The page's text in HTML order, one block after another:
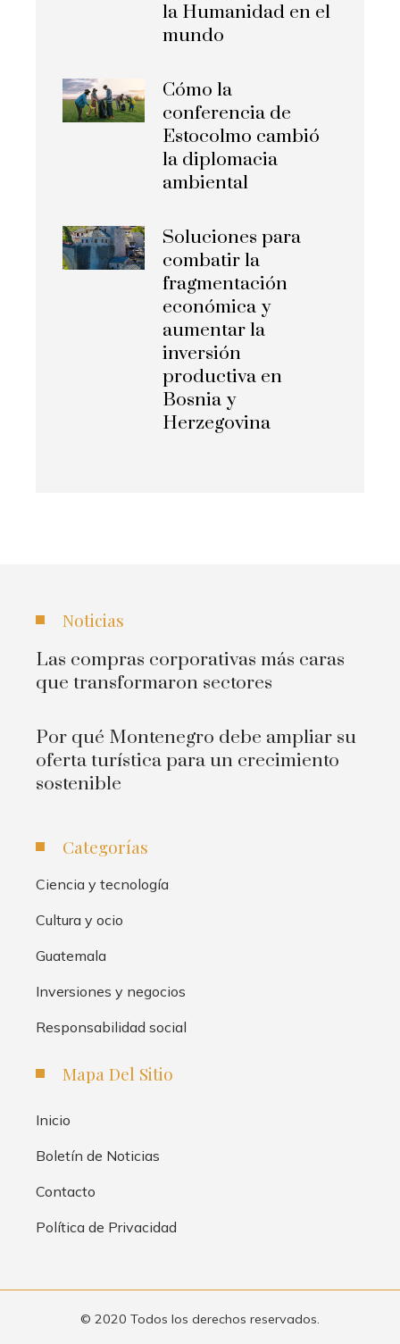
la Humanidad en el
mundo
Cómo la
conferencia de
Estocolmo cambió
la diplomacia
ambiental
Soluciones para
combatir la
fragmentación
económica y
aumentar la
inversión
productiva en
Bosnia y
Herzegovina
Noticias
Las compras corporativas más caras
que transformaron sectores
Por qué Montenegro debe ampliar su
oferta turística para un crecimiento
sostenible
Categorías
Ciencia y tecnología
Cultura y ocio
Guatemala
Inversiones y negocios
Responsabilidad social
Mapa Del Sitio
Inicio
Boletín de Noticias
Contacto
Política de Privacidad
© 2020 Todos los derechos reservados.